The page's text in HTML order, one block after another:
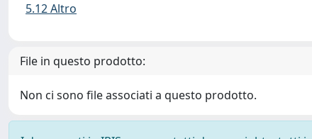
5.12 Altro
File in questo prodotto:
Non ci sono file associati a questo prodotto.